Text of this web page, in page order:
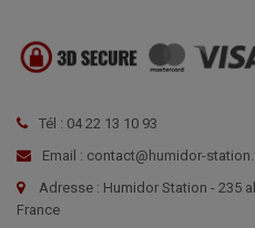
Tél : 04 22 13 10 93
Email : contact@humidor-
Adresse : Humidor Station - 235
France